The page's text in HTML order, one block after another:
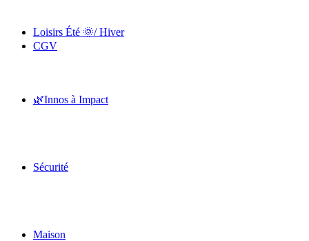
CGV
Loisirs Été 🌞/ Hiver
🌿Innos à Impact
Sécurité
Maison